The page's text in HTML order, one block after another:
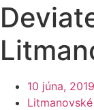
10 júna, 2019